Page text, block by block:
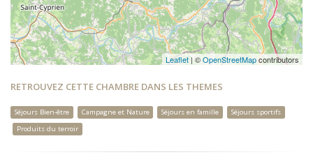
Leaflet | ©OpenStreetMapcontributors
RETROUVEZ CETTE CHAMBRE DANS LES THEMES
Séjours Bien-être Campagne et Nature Séjours en famille
Séjours sportifs
Produits du terroir